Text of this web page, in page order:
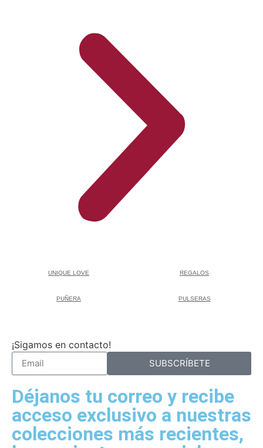
UNIQUE LOVE REGALOS
PUÑERA PULSERAS
¡Sigamos en contacto!
SUBSCRÍBETE
Déjanos tu correo y recibe
acceso exclusivo a nuestras
colecciones más recientes,